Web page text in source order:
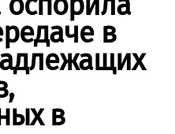
в
в